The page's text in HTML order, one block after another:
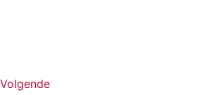
Volgende